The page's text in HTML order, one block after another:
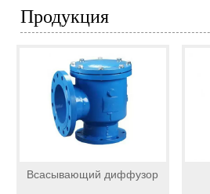
Продукция
Всасывающий диффузор